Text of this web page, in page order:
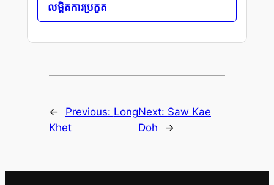
លម្អិតការប្រកួត
← Previous: Long
Khet
Next: Saw Kae
Doh
→